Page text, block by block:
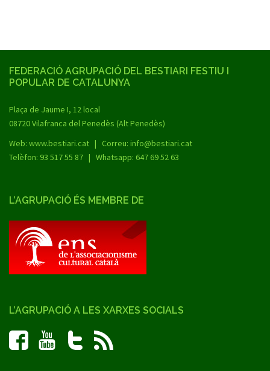
FEDERACIÓ AGRUPACIÓ DEL BESTIARI FESTIU I
POPULAR DE CATALUNYA
Plaça de Jaume I, 12 local
08720 Vilafranca del Penedès (Alt Penedès)
Web: www.bestiari.cat | Correu: info@bestiari.cat
Telèfon: 93 517 55 87 | Whatsapp: 647 69 52 63
L’AGRUPACIÓ ÉS MEMBRE DE
L’AGRUPACIÓ A LES XARXES SOCIALS